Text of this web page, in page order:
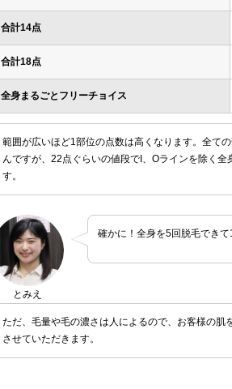
合計14点
合計18点
全身まるごとフリーチョイス
範囲が広いほど1部位の点数は高くなります。全て
んですが、22点ぐらいの値段でI、Oラインを除く
す。
とみえ
確かに！全身を5回脱毛でき
ただ、毛量や毛の濃さは人によるので、お客様の肌
させていただきます。